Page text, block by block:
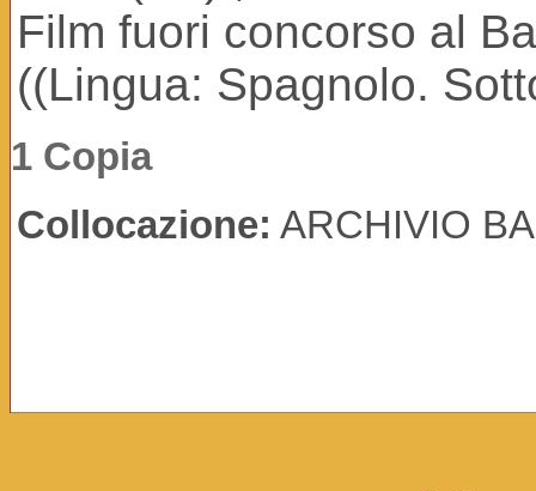
Film fuori concorso al
((Lingua: Spagnolo.
1 Copia
Collocazione: ARCHIVIO